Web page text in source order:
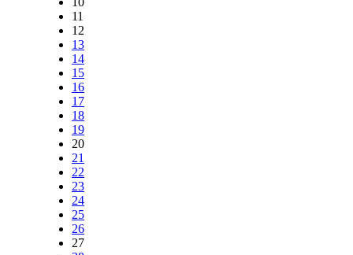
11
12
13
14
15
16
17
18
19
20
21
22
23
24
25
26
27